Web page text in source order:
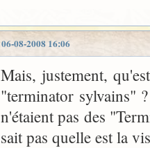
06-08-2008 16:06
Mais, justement,
"terminator sylvains"
n'étaient pas des
sait pas quelle est la